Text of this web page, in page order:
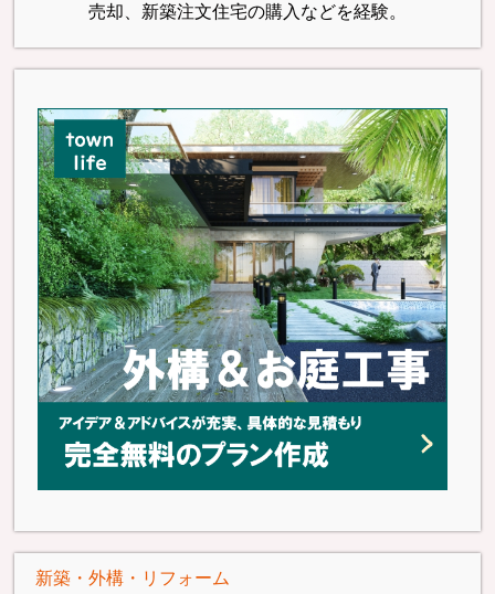
売却、新築注文住宅の購入などを経験。
新築・外構・リフォーム